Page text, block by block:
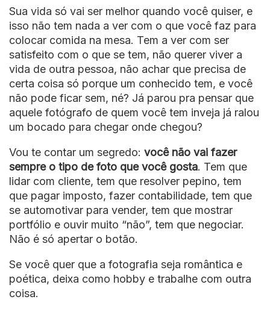
Sua vida só vai ser melhor quando você quiser, e
isso não tem nada a ver com o que você faz para
colocar comida na mesa. Tem a ver com ser
satisfeito com o que se tem, não querer viver a
vida de outra pessoa, não achar que precisa de
certa coisa só porque um conhecido tem, e você
não pode ficar sem, né? Já parou pra pensar que
aquele fotógrafo de quem você tem inveja já ralou
um bocado para chegar onde chegou?
Vou te contar um segredo: você não vai fazer
sempre o tipo de foto que você gosta. Tem que
lidar com cliente, tem que resolver pepino, tem
que pagar imposto, fazer contabilidade, tem que
se automotivar para vender, tem que mostrar
portfólio e ouvir muito “não”, tem que negociar.
Não é só apertar o botão.
Se você quer que a fotografia seja romântica e
poética, deixa como hobby e trabalhe com outra
coisa.